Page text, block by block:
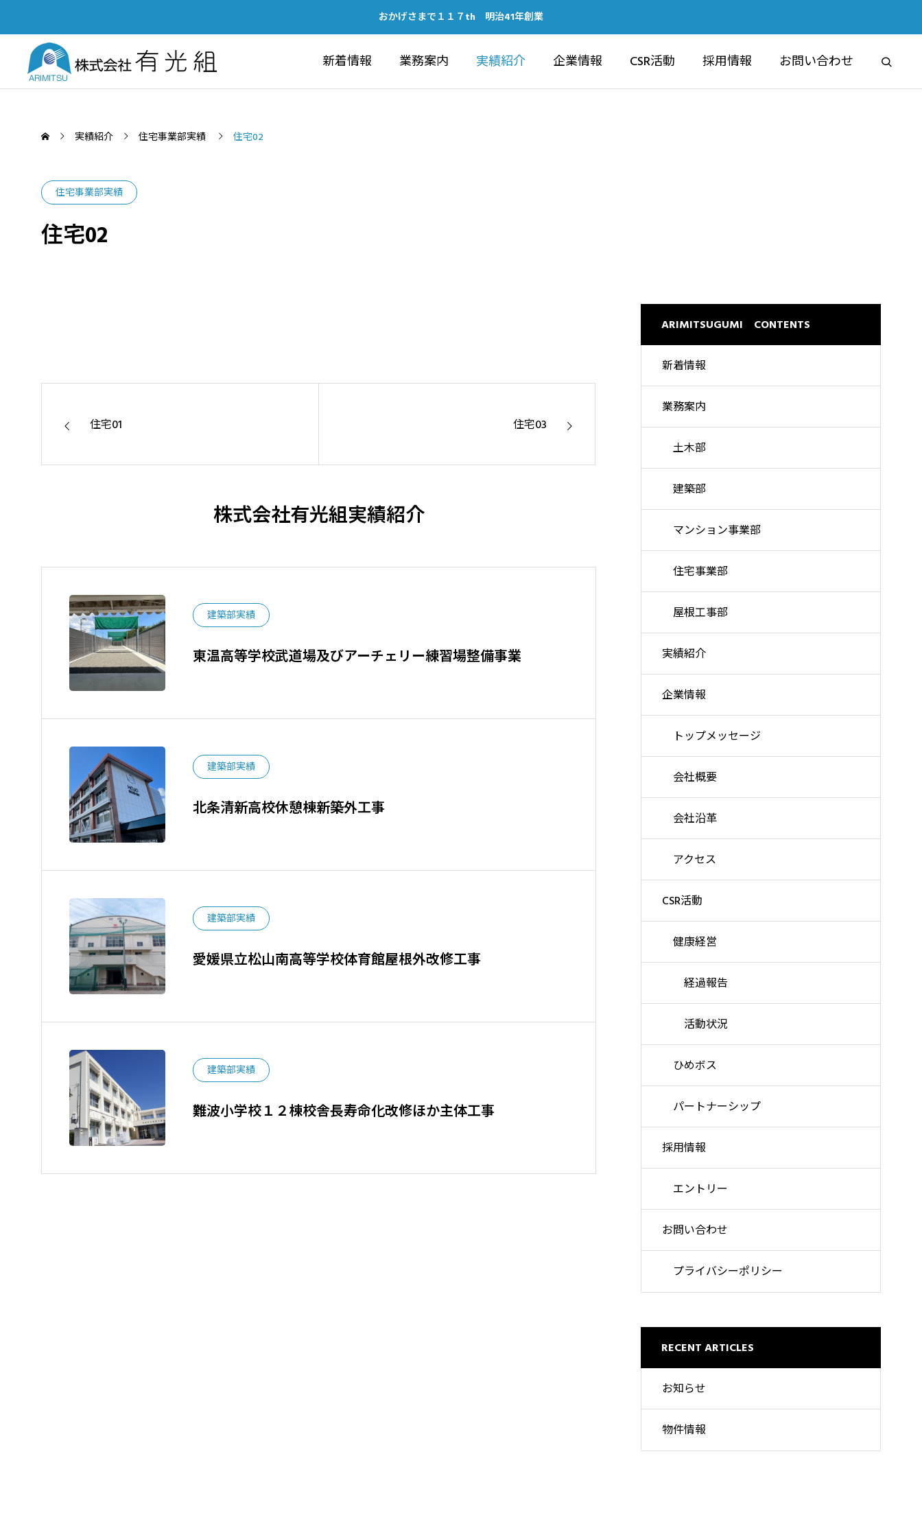
おかげさまで１１７th 明治41年創業
新着情報 業務案内 実績紹介 企業情報 CSR活動 採用情報 お問い合わせ
SERVICE
業務案内
実績紹介 住宅事業部実績 住宅02
住宅事業部実績
住宅02
住宅01 住宅03
株式会社有光組実績紹介
建築部実績
東温高等学校武道場及びアーチェリー練習場整備事業
建築部実績
北条清新高校休憩棟新築外工事
建築部実績
愛媛県立松山南高等学校体育館屋根外改修工事
建築部実績
難波小学校１２棟校舎長寿命化改修ほか主体工事
ARIMITSUGUMI CONTENTS
新着情報
業務案内
土木部
建築部
マンション事業部
住宅事業部
屋根工事部
実績紹介
企業情報
トップメッセージ
会社概要
会社沿革
アクセス
CSR活動
健康経営
経過報告
活動状況
ひめボス
パートナーシップ
採用情報
エントリー
お問い合わせ
プライバシーポリシー
RECENT ARTICLES
お知らせ
物件情報